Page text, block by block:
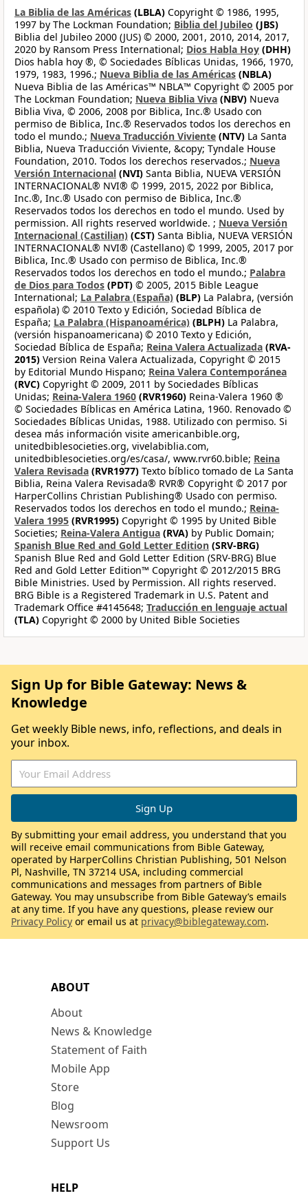
La Biblia de las Américas (LBLA) Copyright © 1986, 1995,
1997 by The Lockman Foundation; Biblia del Jubileo (JBS)
Biblia del Jubileo 2000 (JUS) © 2000, 2001, 2010, 2014, 2017,
2020 by Ransom Press International; Dios Habla Hoy (DHH)
Dios habla hoy ®, © Sociedades Bíblicas Unidas, 1966, 1970,
1979, 1983, 1996.; Nueva Biblia de las Américas (NBLA)
Nueva Biblia de las Américas™ NBLA™ Copyright © 2005 por
The Lockman Foundation; Nueva Biblia Viva (NBV) Nueva
Biblia Viva, © 2006, 2008 por Biblica, Inc.® Usado con
permiso de Biblica, Inc.® Reservados todos los derechos en
todo el mundo.; Nueva Traducción Viviente (NTV) La Santa
Biblia, Nueva Traducción Viviente, &copy; Tyndale House
Foundation, 2010. Todos los derechos reservados.; Nueva
Versión Internacional (NVI) Santa Biblia, NUEVA VERSIÓN
INTERNACIONAL® NVI® © 1999, 2015, 2022 por Biblica,
Inc.®, Inc.® Usado con permiso de Biblica, Inc.®
Reservados todos los derechos en todo el mundo. Used by
permission. All rights reserved worldwide. ; Nueva Versión
Internacional (Castilian) (CST) Santa Biblia, NUEVA VERSIÓN
INTERNACIONAL® NVI® (Castellano) © 1999, 2005, 2017 por
Biblica, Inc.® Usado con permiso de Biblica, Inc.®
Reservados todos los derechos en todo el mundo.; Palabra
de Dios para Todos (PDT) © 2005, 2015 Bible League
International; La Palabra (España) (BLP) La Palabra, (versión
española) © 2010 Texto y Edición, Sociedad Bíblica de
España; La Palabra (Hispanoamérica) (BLPH) La Palabra,
(versión hispanoamericana) © 2010 Texto y Edición,
Sociedad Bíblica de España; Reina Valera Actualizada (RVA-
2015) Version Reina Valera Actualizada, Copyright © 2015
by Editorial Mundo Hispano; Reina Valera Contemporánea
(RVC) Copyright © 2009, 2011 by Sociedades Bíblicas
Unidas; Reina-Valera 1960 (RVR1960) Reina-Valera 1960 ®
© Sociedades Bíblicas en América Latina, 1960. Renovado ©
Sociedades Bíblicas Unidas, 1988. Utilizado con permiso. Si
desea más información visite americanbible.org,
unitedbiblesocieties.org, vivelabiblia.com,
unitedbiblesocieties.org/es/casa/, www.rvr60.bible; Reina
Valera Revisada (RVR1977) Texto bíblico tomado de La Santa
Biblia, Reina Valera Revisada® RVR® Copyright © 2017 por
HarperCollins Christian Publishing® Usado con permiso.
Reservados todos los derechos en todo el mundo.; Reina-
Valera 1995 (RVR1995) Copyright © 1995 by United Bible
Societies; Reina-Valera Antigua (RVA) by Public Domain;
Spanish Blue Red and Gold Letter Edition (SRV-BRG)
Spanish Blue Red and Gold Letter Edition (SRV-BRG) Blue
Red and Gold Letter Edition™ Copyright © 2012/2015 BRG
Bible Ministries. Used by Permission. All rights reserved.
BRG Bible is a Registered Trademark in U.S. Patent and
Trademark Office #4145648; Traducción en lenguaje actual
(TLA) Copyright © 2000 by United Bible Societies
ABOUT
About
News & Knowledge
Statement of Faith
Mobile App
Store
Blog
Newsroom
Support Us
HELP
Sign Up for Bible Gateway: News &
Knowledge
Get weekly Bible news, info, reflections, and deals in
your inbox.
By submitting your email address, you understand that you
will receive email communications from Bible Gateway,
operated by HarperCollins Christian Publishing, 501 Nelson
Pl, Nashville, TN 37214 USA, including commercial
communications and messages from partners of Bible
Gateway. You may unsubscribe from Bible Gateway’s emails
at any time. If you have any questions, please review our
Privacy Policy or email us at privacy@biblegateway.com.